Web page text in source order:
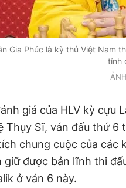
Gia Phúc là kỳ thủ Việt Nam
tính
giá của HLV kỳ cựu
Thụy Sĩ, ván đấu thứ 6
chung cuộc của các
giữ được bản lĩnh thi
ở ván 6 này.